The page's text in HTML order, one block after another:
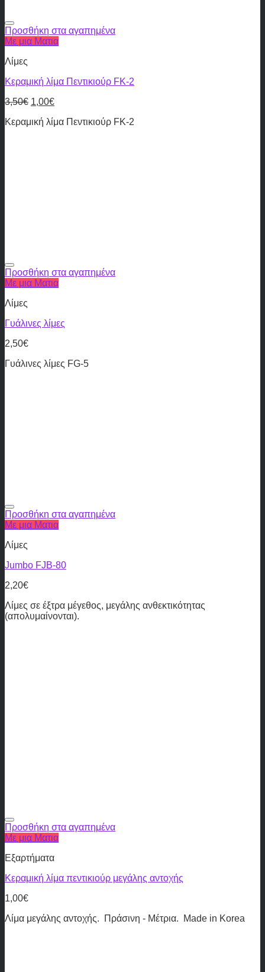
Προσθήκη στα αγαπημένα
Με μια Ματια
Λίμες
Κεραμική λίμα Πεντικιούρ FK-2
3,50€ 1,00€
Κεραμική λίμα Πεντικιούρ FK-2
Προσθήκη στα αγαπημένα
Με μια Ματια
Λίμες
Γυάλινες λίμες
2,50€
Γυάλινες λίμες FG-5
Προσθήκη στα αγαπημένα
Με μια Ματια
Λίμες
Jumbo FJB-80
2,20€
Λίμες σε έξτρα μέγεθος, μεγάλης ανθεκτικότητας
(απολυμαίνονται).
Προσθήκη στα αγαπημένα
Με μια Ματια
Εξαρτήματα
Κεραμική λίμα πεντικιούρ μεγάλης αντοχής
1,00€
Λίμα μεγάλης αντοχής. Πράσινη - Μέτρια. Made in Korea